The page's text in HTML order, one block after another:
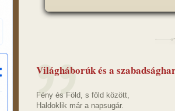
Világháborúk és a
Fény és Föld, s föld között,
Haldoklik már a napsugár.